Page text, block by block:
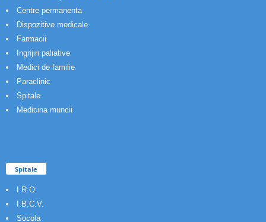
Centre permanenta
Dispozitive medicale
Farmacii
Ingrijiri paliative
Medici de familie
Paraclinic
Spitale
Medicina muncii
Spitale
I.R.O.
I.B.C.V.
Socola